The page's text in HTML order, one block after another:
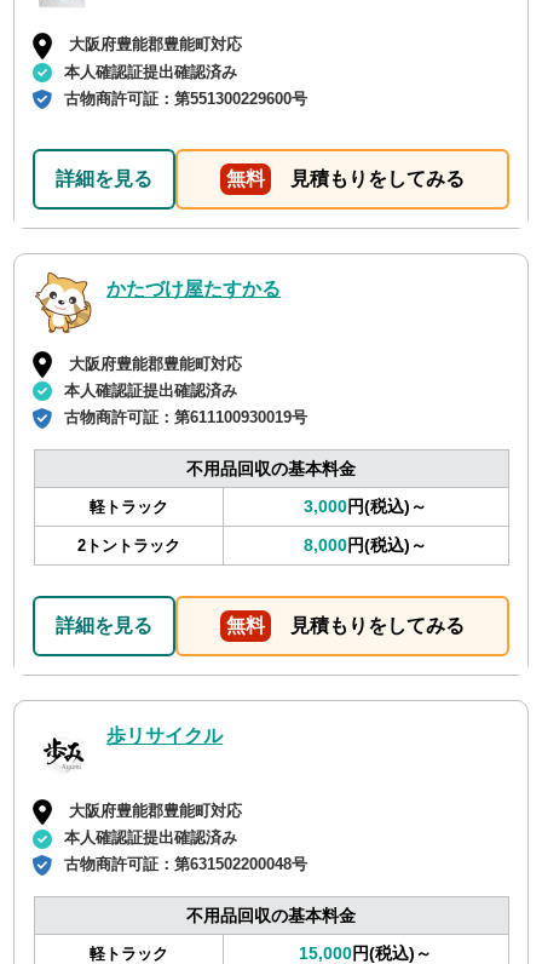
大阪府豊能郡豊能町対応
本人確認証提出確認済み
古物商許可証：第551300229600号
詳細を見る 無料 見積もりをしてみる
かたづけ屋たすかる
大阪府豊能郡豊能町対応
本人確認証提出確認済み
古物商許可証：第611100930019号
不用品回収の基本料金
軽トラック 3,000円(税込)～
2トントラック 8,000円(税込)～
詳細を見る 無料 見積もりをしてみる
歩リサイクル
大阪府豊能郡豊能町対応
本人確認証提出確認済み
古物商許可証：第631502200048号
不用品回収の基本料金
軽トラック 15,000円(税込)～